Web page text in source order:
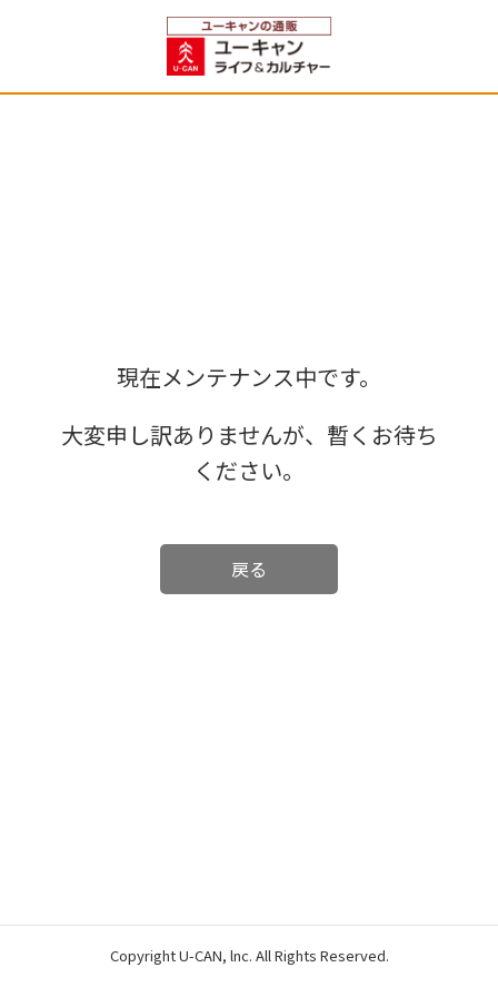
現在メンテナンス中です。
大変申し訳ありませんが、暫くお待ち
ください。
戻る
Copyright U-CAN, lnc. All Rights Reserved.